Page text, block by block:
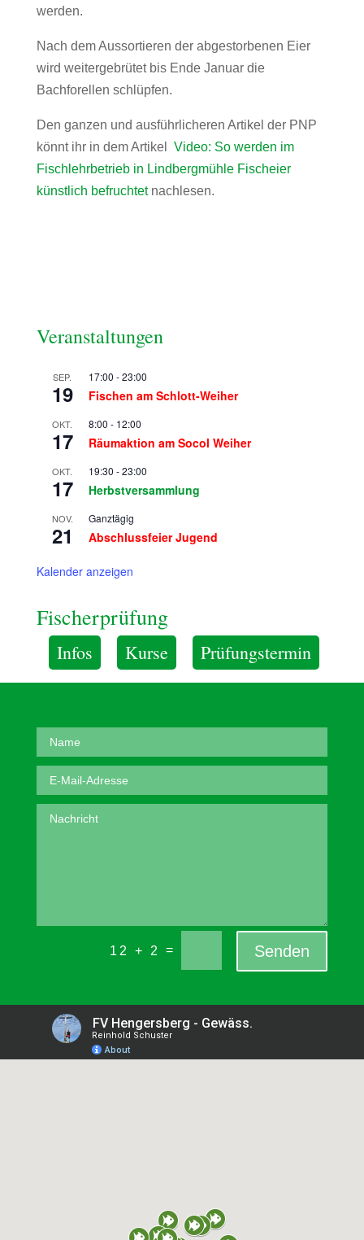
werden.
Nach dem Aussortieren der abgestorbenen Eier
wird weitergebrütet bis Ende Januar die
Bachforellen schlüpfen.
Den ganzen und ausführlicheren Artikel der PNP
könnt ihr in dem Artikel Video: So werden im
Fischlehrbetrieb in Lindbergmühle Fischeier
künstlich befruchtetnachlesen.
Veranstaltungen
SEP.
19
17:00 -23:00
Fischen am Schlott-Weiher
OKT.
17
8:00 - 12:00
Räumaktion am Socol Weiher
OKT.
17
19:30 -23:00
Herbstversammlung
NOV.
21
Ganztägig
Abschlussfeier Jugend
Kalender anzeigen
Fischerprüfung
Infos Kurse Prüfungstermin
12 + 2 = Senden